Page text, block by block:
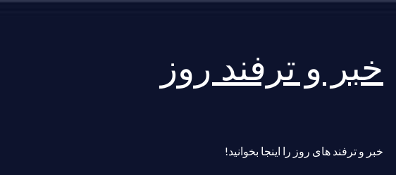
content
خبر و ترفند روز
خبر و ترفند های روز را اینجا بخوانید!